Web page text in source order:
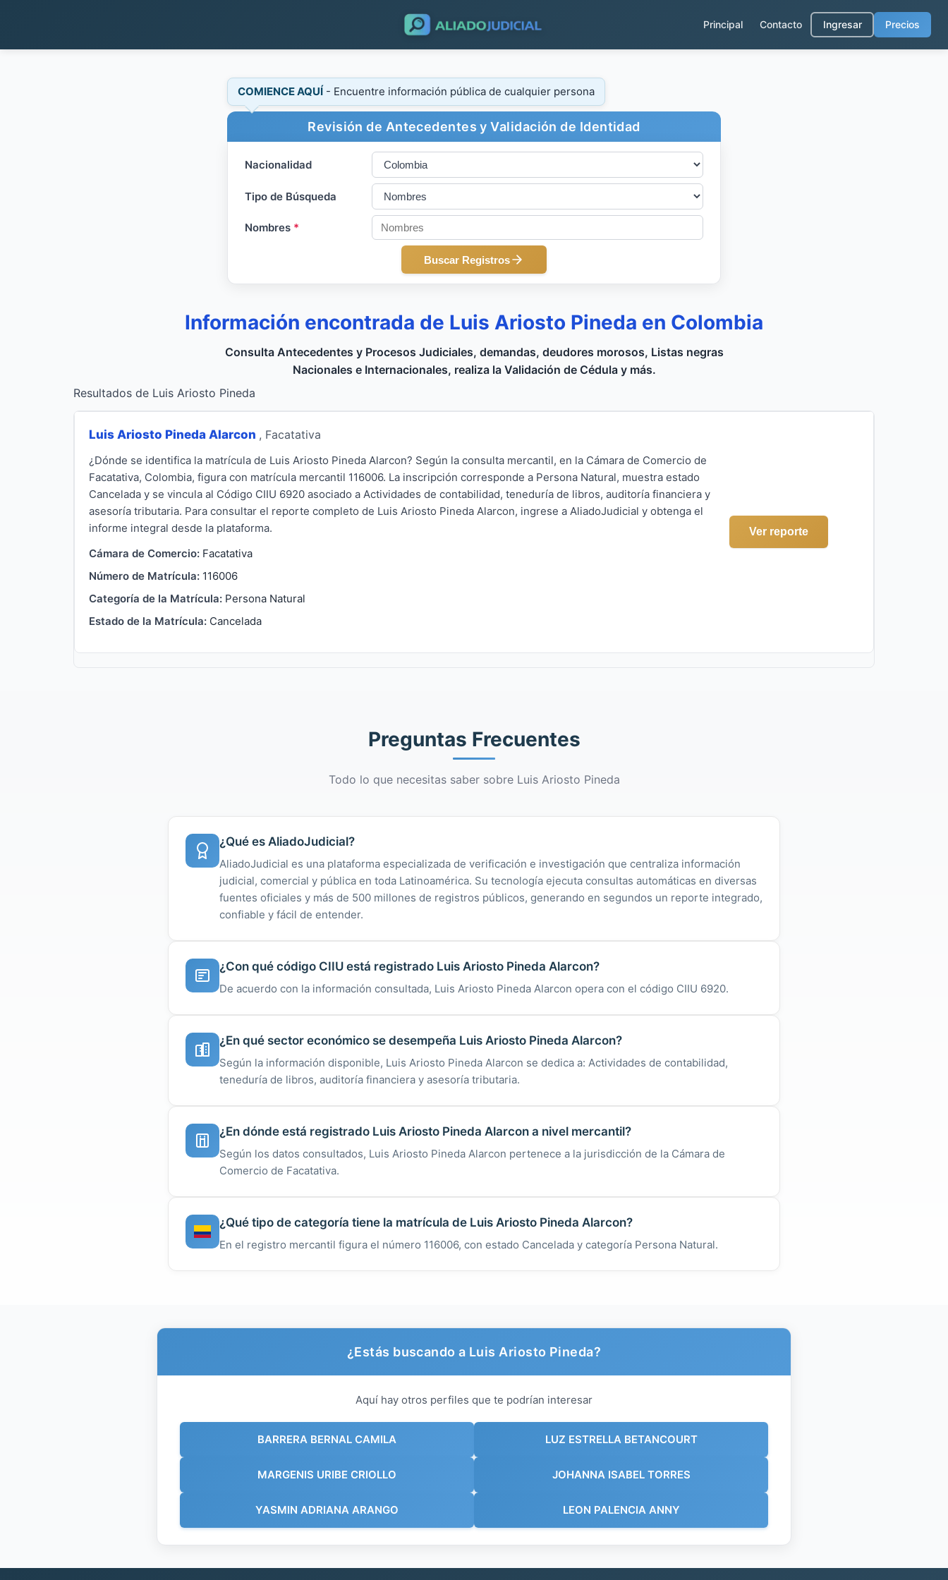
Principal Contacto Ingresar Precios
COMIENCE AQUÍ - Encuentre información pública de cualquier persona
Revisión de Antecedentes y Validación de Identidad
Nacionalidad
Tipo de Búsqueda
Nombres *
Buscar Registros
Información encontrada de Luis Ariosto Pineda en Colombia
Consulta Antecedentes y Procesos Judiciales, demandas, deudores morosos, Listas negras
Nacionales e Internacionales, realiza la Validación de Cédula y más.
Resultados de Luis Ariosto Pineda
Luis Ariosto Pineda Alarcon , Facatativa
¿Dónde se identifica la matrícula de Luis Ariosto Pineda Alarcon? Según la consulta mercantil, en la Cámara de Comercio de
Facatativa, Colombia, figura con matrícula mercantil 116006. La inscripción corresponde a Persona Natural, muestra estado
Cancelada y se vincula al Código CIIU 6920 asociado a Actividades de contabilidad, teneduría de libros, auditoría financiera y
asesoría tributaria. Para consultar el reporte completo de Luis Ariosto Pineda Alarcon, ingrese a AliadoJudicial y obtenga el
informe integral desde la plataforma.
Cámara de Comercio: Facatativa
Número de Matrícula: 116006
Categoría de la Matrícula: Persona Natural
Estado de la Matrícula: Cancelada
Ver reporte
Preguntas Frecuentes
Todo lo que necesitas saber sobre Luis Ariosto Pineda
¿Qué es AliadoJudicial?
AliadoJudicial es una plataforma especializada de verificación e investigación que centraliza información
judicial, comercial y pública en toda Latinoamérica. Su tecnología ejecuta consultas automáticas en diversas
fuentes oficiales y más de 500 millones de registros públicos, generando en segundos un reporte integrado,
confiable y fácil de entender.
¿Con qué código CIIU está registrado Luis Ariosto Pineda Alarcon?
De acuerdo con la información consultada, Luis Ariosto Pineda Alarcon opera con el código CIIU 6920.
¿En qué sector económico se desempeña Luis Ariosto Pineda Alarcon?
Según la información disponible, Luis Ariosto Pineda Alarcon se dedica a: Actividades de contabilidad,
teneduría de libros, auditoría financiera y asesoría tributaria.
¿En dónde está registrado Luis Ariosto Pineda Alarcon a nivel mercantil?
Según los datos consultados, Luis Ariosto Pineda Alarcon pertenece a la jurisdicción de la Cámara de
Comercio de Facatativa.
¿Qué tipo de categoría tiene la matrícula de Luis Ariosto Pineda Alarcon?
En el registro mercantil figura el número 116006, con estado Cancelada y categoría Persona Natural.
¿Estás buscando a Luis Ariosto Pineda?
Aquí hay otros perfiles que te podrían interesar
BARRERA BERNAL CAMILA
MARGENIS URIBE CRIOLLO
YASMIN ADRIANA ARANGO
LUZ ESTRELLA BETANCOURT
JOHANNA ISABEL TORRES
LEON PALENCIA ANNY